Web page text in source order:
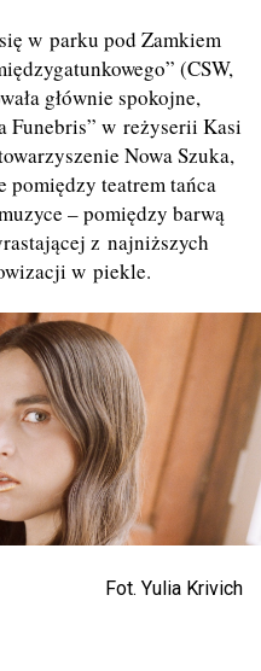
w parku pod Zamkiem
(CSW,
głównie spokojne,
Funebris” w reżyserii Kasi
Nowa Szuka,
pomiędzy teatrem tańca
– pomiędzy barwą
z najniższych
w piekle.
Fot. Yulia Krivich